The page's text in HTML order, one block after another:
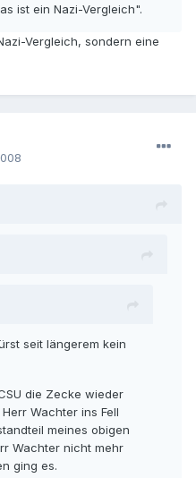
ist ein Nazi-Vergleich".
Vergleich, sondern eine
seit längerem kein
die Zecke wieder
Wachter ins Fell
meines obigen
Wachter nicht mehr
ging es.